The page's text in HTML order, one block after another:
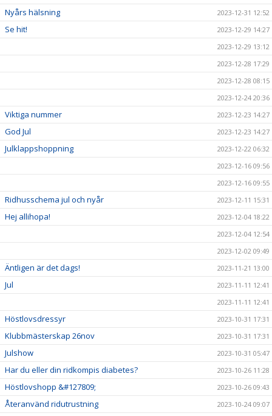
Nyårs hälsning 2023-12-31 12:52
Se hit!
2023-12-29 14:27
2023-12-29 13:12
2023-12-28 17:29
2023-12-28 08:15
2023-12-24 20:36
Viktiga nummer 2023-12-23 14:27
God Jul 2023-12-23 14:27
Julklappshoppning
2023-12-22 06:32
2023-12-16 09:56
2023-12-16 09:55
Ridhusschema jul och nyår 2023-12-11 15:31
Hej allihopa!
2023-12-04 18:22
2023-12-04 12:54
2023-12-02 09:49
Äntligen är det dags! 2023-11-21 13:00
Jul
2023-11-11 12:41
2023-11-11 12:41
Höstlovsdressyr 2023-10-31 17:31
Klubbmästerskap 26nov 2023-10-31 17:31
Julshow 2023-10-31 05:47
Har du eller din ridkompis diabetes? 2023-10-26 11:28
Höstlovshopp &#127809; 2023-10-26 09:43
Återanvänd ridutrustning
2023-10-24 09:07